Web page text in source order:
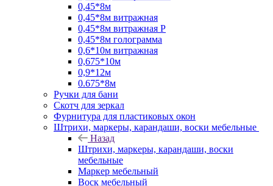
0,45*8м
0,45*8м витражная
0,45*8м витражная Р
0,45*8м голограмма
0,6*10м витражная
0,675*10м
0,9*12м
0.675*8м
Ручки для бани
Скотч для зеркал
Фурнитура для пластиковых окон
Штрихи, маркеры, карандаши, воски мебельные
Назад
Штрихи, маркеры, карандаши, воски
мебельные
Маркер мебельный
Воск мебельный